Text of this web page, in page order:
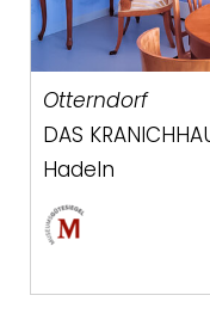
Otterndorf
DAS
Hadeln